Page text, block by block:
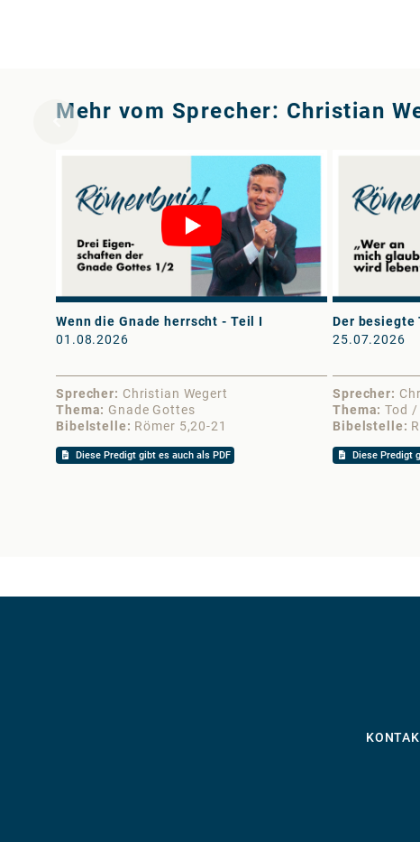
Mehr vom Sprecher: Christian
Wenn die Gnade herrscht - Teil I
01.08.2026
Sprecher
Christian Wegert
Thema
Gnade Gottes
Bibelstelle
Römer 5,20-21
Diese Predigt gibt es auch als PDF
Der besiegte
25.07.2026
Sprecher
Thema
Tod /
Bibelstelle
Diese Predigt